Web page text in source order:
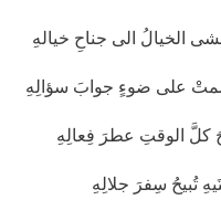
الى جناحِ خيالهِ
على ضوءٍ جوابَ سؤالِهِ
كلَّ الوقتِ عطرَ فِعالِهِ
تُبيحُ سِفرَ جلالِهِ